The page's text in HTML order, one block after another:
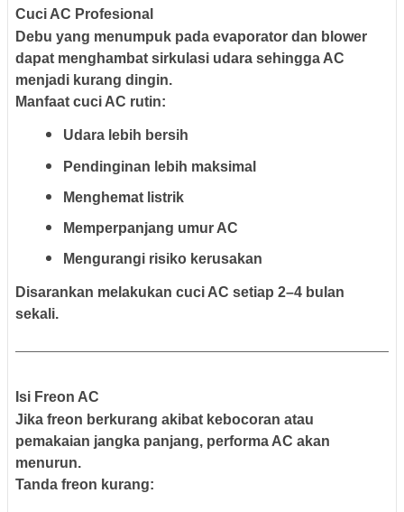
Cuci AC Profesional
Debu yang menumpuk pada evaporator dan blower
dapat menghambat sirkulasi udara sehingga AC
menjadi kurang dingin.
Manfaat cuci AC rutin:
Udara lebih bersih
Pendinginan lebih maksimal
Menghemat listrik
Memperpanjang umur AC
Mengurangi risiko kerusakan
Disarankan melakukan cuci AC setiap 2–4 bulan
sekali.
Isi Freon AC
Jika freon berkurang akibat kebocoran atau
pemakaian jangka panjang, performa AC akan
menurun.
Tanda freon kurang: